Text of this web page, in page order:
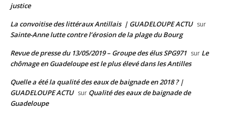
justice
La convoitise des littéraux Antillais | GUADELOUPE ACTU sur
Sainte-Anne lutte contre l’érosion de la plage du Bourg
Revue de presse du 13/05/2019 – Groupe des élus SPG971 sur Le
chômage en Guadeloupe est le plus élevé dans les Antilles
Quelle a été la qualité des eaux de baignade en 2018 ? |
GUADELOUPE ACTU sur Qualité des eaux de baignade de
Guadeloupe